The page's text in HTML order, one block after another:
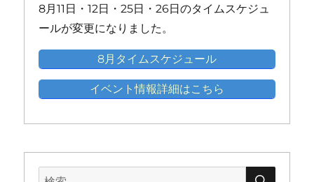
ト)
ト)
ト)
ト)
ト)
8月11日・12日・25日・26日のタイムスケジュ
ールが変更になりました。
8月タイムスケジュール
イベント情報詳細はこちら
検
検